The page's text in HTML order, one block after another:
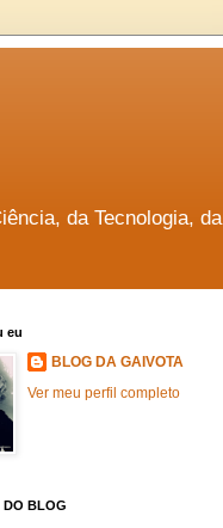
da Tecnologia, da
eu
BLOG DA GAIVOTA
Ver meu perfil completo
DO BLOG